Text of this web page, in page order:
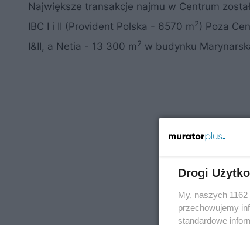
Największe transakcje najmu w Centrum
IBC I i II (Provident Polska - 6570 m2) Poza
I&II, a Netia - 13 300 m2 w budynku
Drogi
My, naszych
przechowujemy
standardowe